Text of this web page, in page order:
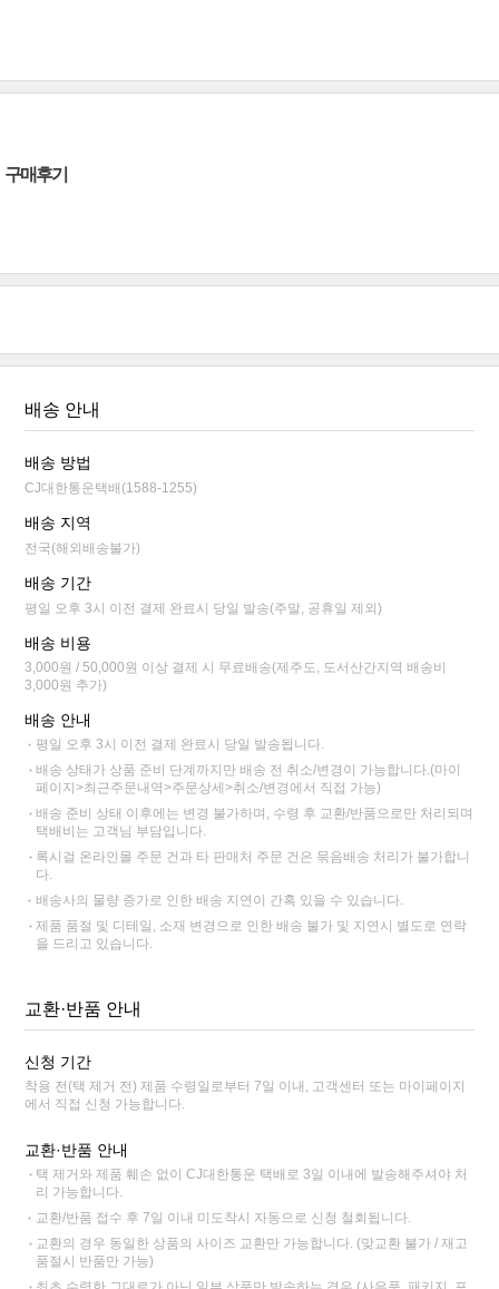
구매후기
배송 안내
배송 방법
CJ대한통운택배(1588-1255)
배송 지역
전국(해외배송불가)
배송 기간
평일 오후 3시 이전 결제 완료시 당일 발송(주말, 공휴일 제외)
배송 비용
3,000원 / 50,000원 이상 결제 시 무료배송(제주도, 도서산간지역 배송비
3,000원 추가)
배송 안내
평일 오후 3시 이전 결제 완료시 당일 발송됩니다.
배송 상태가 상품 준비 단계까지만 배송 전 취소/변경이 가능합니다.(마이
페이지>최근주문내역>주문상세>취소/변경에서 직접 가능)
배송 준비 상태 이후에는 변경 불가하며, 수령 후 교환/반품으로만 처리되며
택배비는 고객님 부담입니다.
록시걸 온라인몰 주문 건과 타 판매처 주문 건은 묶음배송 처리가 불가합니
다.
배송사의 물량 증가로 인한 배송 지연이 간혹 있을 수 있습니다.
제품 품절 및 디테일, 소재 변경으로 인한 배송 불가 및 지연시 별도로 연락
을 드리고 있습니다.
교환·반품 안내
신청 기간
착용 전(택 제거 전) 제품 수령일로부터 7일 이내, 고객센터 또는 마이페이지
에서 직접 신청 가능합니다.
교환·반품 안내
택 제거와 제품 훼손 없이 CJ대한통운 택배로 3일 이내에 발송해주셔야 처
리 가능합니다.
교환/반품 접수 후 7일 이내 미도착시 자동으로 신청 철회됩니다.
교환의 경우 동일한 상품의 사이즈 교환만 가능합니다. (맞교환 불가 / 재고
품절시 반품만 가능)